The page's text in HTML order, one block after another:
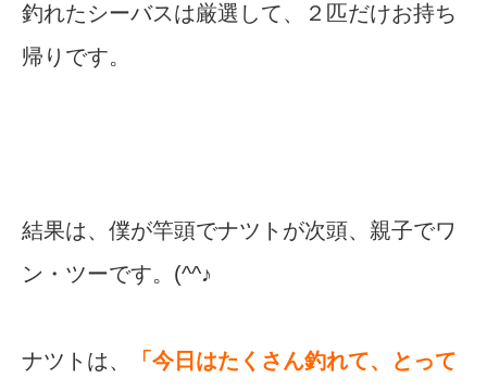
釣れたシーバスは厳選して、２匹だけお持ち
帰りです。
結果は、僕が竿頭でナツトが次頭、親子でワ
ン・ツーです。(^^♪
ナツトは、
「今日はたくさん釣れて、とって